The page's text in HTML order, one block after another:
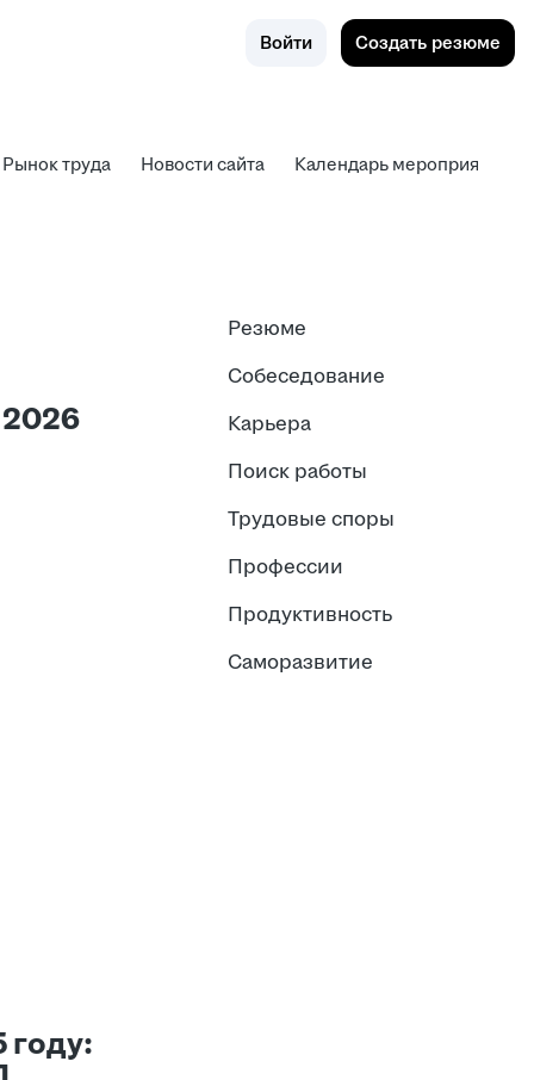
Войти Создать резюме
Рынок труда
Новости сайта Календарь мероприятий
2026
году:
Резюме
Собеседование
Карьера
Поиск работы
Трудовые споры
Профессии
Продуктивность
Саморазвитие